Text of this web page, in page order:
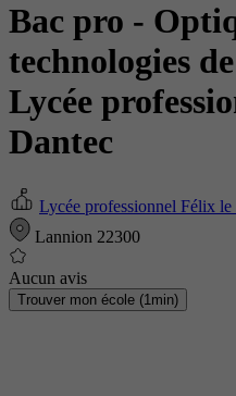
Bac pro -
technologies
Lycée
Dantec
Lycée professionnel Félix le
Lannion 22300
Aucun avis
Trouver mon école (1min)